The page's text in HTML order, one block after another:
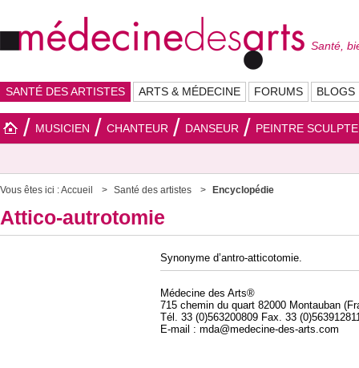
Santé,
SANTÉ DES ARTISTES ARTS & MÉDECINE FORUMS BLOGS
MUSICIEN CHANTEUR DANSEUR PEINTRE
Vous êtes ici :Accueil Santé des artistes Encyclopédie
Attico-autrotomie
Synonyme d’antro-atticotomie.
Médecine des Arts®
715 chemin du quart 82000 Montauban
Tél. 33 (0)563200809 Fax. 33
E-mail : mda@medecine-des-arts.com